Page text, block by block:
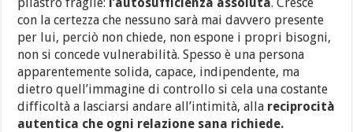
con la certezza che nessuno sarà mai davvero presente
per lui, perciò non chiede, non espone i propri bisogni,
non si concede vulnerabilità. Spesso è una persona
apparentemente solida, capace, indipendente, ma
dietro quell’immagine di controllo si cela una costante
difficoltà a lasciarsi andare all’intimità, alla reciprocità
autentica che ogni relazione sana richiede.